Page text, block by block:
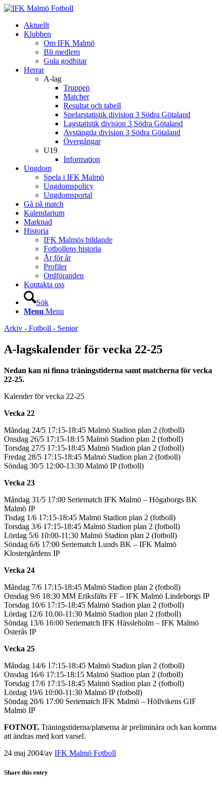
Aktuellt
Klubben
Om IFK Malmö
Bli medlem
Gula godbitar
Herrar
A-lag
Truppen
Matcher
Resultat och tabell
Spelarstatistik division 3 Södra Götaland
Lagstatistik division 3 Södra Götaland
Avstängda division 3 Södra Götaland
Övergångar
U19
Information
Ungdom
Spela i IFK Malmö
Ungdomspolicy
Ungdomsportal
Gå på match
Kalendarium
Marknad
Historia
IFK Malmös bildande
Fotbollens historia
År för år
Profiler
Ordföranden
Kontakta oss
Sök
Menu Menu
Arkiv - Fotboll - Senior
A-lagskalender för vecka 22-25
Nedan kan ni finna träningstiderna samt matcherna för vecka
22-25.
Kalender för vecka 22-25
Vecka 22
Måndag 24/5 17:15-18:45 Malmö Stadion plan 2 (fotboll)
Onsdag 26/5 17:15-18:15 Malmö Stadion plan 2 (fotboll)
Torsdag 27/5 17:15-18:45 Malmö Stadion plan 2 (fotboll)
Fredag 28/5 17:15-18:45 Malmö Stadion plan 2 (fotboll)
Söndag 30/5 12:00-13:30 Malmö IP (fotboll)
Vecka 23
Måndag 31/5 17:00 Seriematch IFK Malmö – Högaborgs BK
Malmö IP
Tisdag 1/6 17:15-18:45 Malmö Stadion plan 2 (fotboll)
Torsdag 3/6 17:15-18:45 Malmö Stadion plan 2 (fotboll)
Lördag 5/6 10:00-11:30 Malmö Stadion plan 2 (fotboll)
Söndag 6/6 17:00 Seriematch Lunds BK – IFK Malmö
Klostergårdens IP
Vecka 24
Måndag 7/6 17:15-18:45 Malmö Stadion plan 2 (fotboll)
Onsdag 9/6 18:30 MM Eriksfälts FF – IFK Malmö Lindeborgs IP
Torsdag 10/6 17:15-18:45 Malmö Stadion plan 2 (fotboll)
Lördag 12/6 10.00-11:30 Malmö Stadion plan 2 (fotboll)
Söndag 13/6 16:00 Seriematch IFK Hässleholm – IFK Malmö
Österås IP
Vecka 25
Måndag 14/6 17:15-18:45 Malmö Stadion plan 2 (fotboll)
Onsdag 16/6 17:15-18:15 Malmö Stadion plan 2 (fotboll)
Torsdag 17/6 17:15-18:45 Malmö Stadion plan 2 (fotboll)
Lördag 19/6 10:00-11:30 Malmö IP (fotboll)
Söndag 20/6 17:00 Seriematch IFK Malmö – Höllvikens GIF
Malmö IP
FOTNOT. Träningstiderna/platserna är preliminära och kan komma
att ändras med kort varsel.
24 maj 2004/av IFK Malmö Fotboll
Share this entry